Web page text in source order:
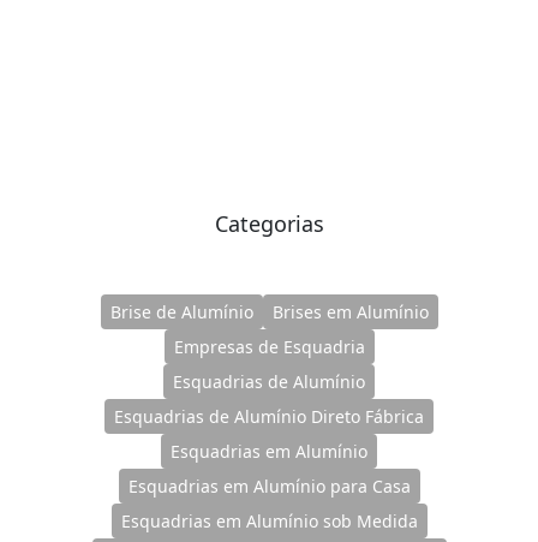
Categorias
Brise de Alumínio
Brises em Alumínio
Empresas de Esquadria
Esquadrias de Alumínio
Esquadrias de Alumínio Direto Fábrica
Esquadrias em Alumínio
Esquadrias em Alumínio para Casa
Esquadrias em Alumínio sob Medida